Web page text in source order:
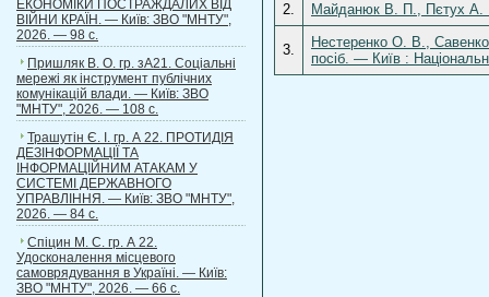
ЕКОНОМІКИ ПОСТРАЖДАЛИХ ВІД
ВІЙНИ КРАЇН. — Київ: ЗВО "МНТУ",
2026. — 98 с.
Пришляк В. О. гр. зА21. Соціальні
мережі як інструмент публічних
комунікацій влади. — Київ: ЗВО
"МНТУ", 2026. — 108 с.
Трашутін Є. І. гр. А 22. ПРОТИДІЯ
ДЕЗІНФОРМАЦІЇ ТА
ІНФОРМАЦІЙНИМ АТАКАМ У
СИСТЕМІ ДЕРЖАВНОГО
УПРАВЛІННЯ. — Київ: ЗВО "МНТУ",
2026. — 84 с.
Спіцин М. С. гр. А 22.
Удосконалення місцевого
самоврядування в Україні. — Київ:
ЗВО "МНТУ", 2026. — 66 с.
2.
Майданюк В. П., Пєтух А.
3.
Нестеренко О. В.,
посіб. — Київ :